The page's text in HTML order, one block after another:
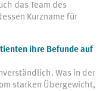
das Team des
Kurzname für
ihre Befunde auf
Was in der
starken Übergewicht,